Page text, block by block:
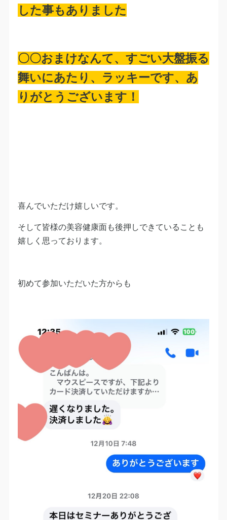
した事もありました
〇〇おまけなんて、すごい大盤振る
舞いにあたり、ラッキーです、あ
りがとうございます！
喜んでいただけ嬉しいです。
そして皆様の美容健康面も後押しできていることも
嬉しく思っております。
初めて参加いただいた方からも